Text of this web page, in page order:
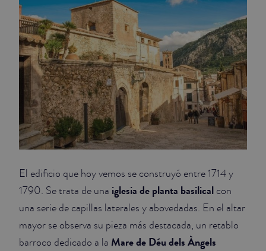
El edificio que hoy vemos se construyó entre 1714 y
1790. Se trata de una iglesia de planta basilical con
una serie de capillas laterales y abovedadas. En el altar
mayor se observa su pieza más destacada, un retablo
barroco dedicado a la Mare de Déu dels Àngels